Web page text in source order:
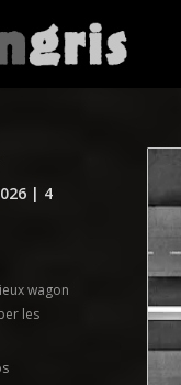
| 4
wagon
les